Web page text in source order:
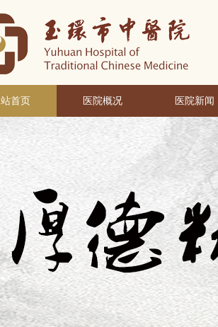
首页 医院概况 医院新闻